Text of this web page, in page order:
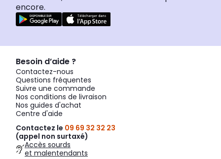
encore.
Besoin d’aide ?
Contactez-nous
Questions fréquentes
Suivre une commande
Nos conditions de livraison
Nos guides d'achat
Centre d'aide
Contactez le 09 69 32 32 23
(appel non surtaxé)
Accès sourds
et malentendants